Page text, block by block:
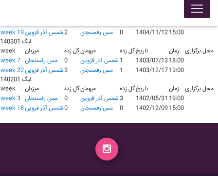
محل برگزاری
week 19شمس آذر قزوین2 مس رفسنجان 0 1404/11/1215:00
لیگ 140301
week
میزبان گل زدهمیهمان گل زدهتاریخ زمان
محل برگزاری
week 7 مس رفسنجان 0 شمس آذر قزوین 1 1403/07/1318:00
week 22شمس آذر قزوین3 مس رفسنجان 1 1403/12/1719:00
لیگ 140201
week
میزبان گل زدهمیهمان گل زدهتاریخ زمان
محل برگزاری
week 3 مس رفسنجان 0 شمس آذر قزوین3 1402/05/31 19:00
week 18شمس آذر قزوین0 مس رفسنجان 0 1402/12/0915:00